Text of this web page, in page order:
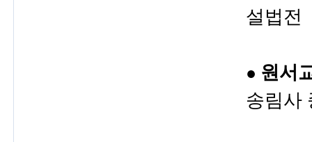
설법전
● 원서
송림사